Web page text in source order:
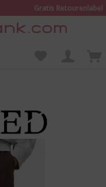
Gratis Retourenlabel
und beraten lassen